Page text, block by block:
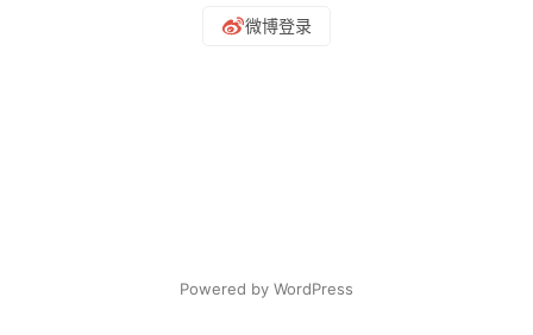
Powered by WordPress